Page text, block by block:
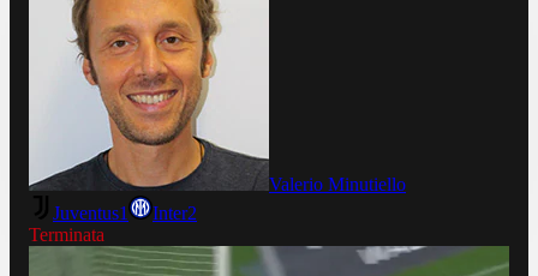
Valerio Minutiello
Juventus1 Inter2
Terminata